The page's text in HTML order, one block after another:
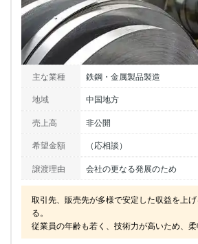
主な業種
鉄鋼・金属製品製造
地域
中国地方
売上高
非公開
希望金額
（応相談）
譲渡理由
会社の更なる発展のため
取引先、販売先が多様で安定した収益を上
る。
従業員の年齢も若く、技術力が高いため、柔